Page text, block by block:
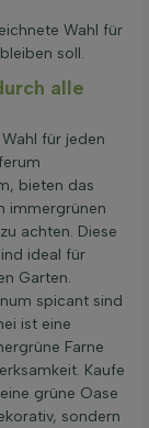
Wahl für
soll.
alle
für jeden
bieten das
immergrünen
achten. Diese
ideal für
Garten.
spicant sind
ist eine
Farne
Kaufe
grüne Oase
sondern